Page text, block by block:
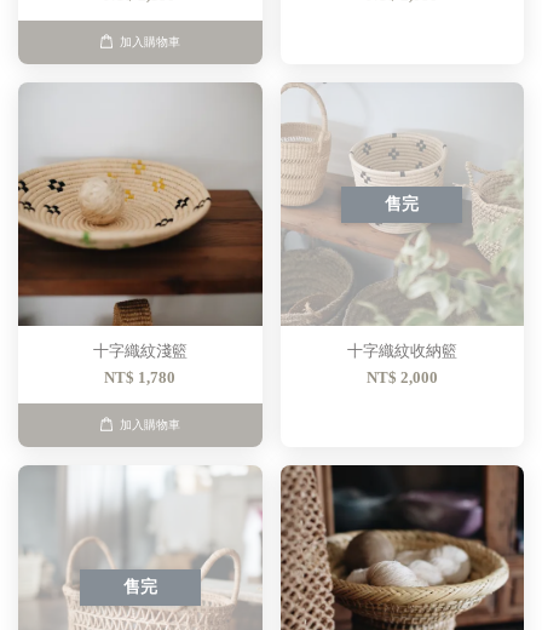
加入購物車
十字織紋淺籃
NT$ 1,780
加入購物車
售完
十字織紋收納籃
NT$ 2,000
售完